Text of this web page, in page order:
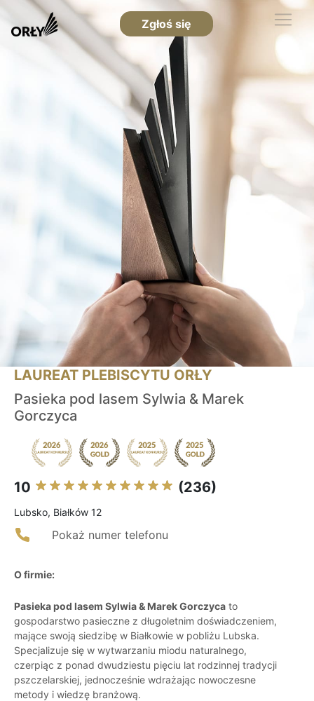
Zgłoś się
LAUREAT PLEBISCYTU ORŁY
Pasieka pod lasem Sylwia & Marek
Gorczyca
10 (236)
Lubsko, Białków 12
Pokaż numer telefonu
O firmie:
Pasieka pod lasem Sylwia & Marek Gorczyca to
gospodarstwo pasieczne z długoletnim doświadczeniem,
mające swoją siedzibę w Białkowie w pobliżu Lubska.
Specjalizuje się w wytwarzaniu miodu naturalnego,
czerpiąc z ponad dwudziestu pięciu lat rodzinnej tradycji
pszczelarskiej, jednocześnie wdrażając nowoczesne
metody i wiedzę branżową.